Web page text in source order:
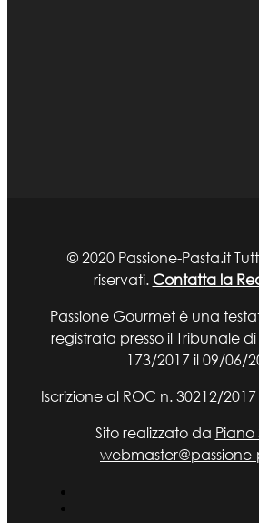
© 2020 Passione-Pasta.it
riservati. Contatta la
Passione Gourmet è una
registrata presso il Tribunale
173/2017 il 09/06/
Iscrizione al ROC n. 30212/
Sito realizzato da Piano